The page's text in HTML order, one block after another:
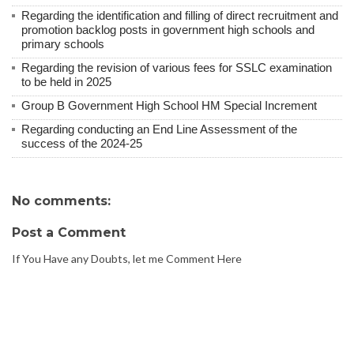
Regarding the identification and filling of direct recruitment and
promotion backlog posts in government high schools and
primary schools
Regarding the revision of various fees for SSLC examination
to be held in 2025
Group B Government High School HM Special Increment
Regarding conducting an End Line Assessment of the
success of the 2024-25
No comments:
Post a Comment
If You Have any Doubts, let me Comment Here